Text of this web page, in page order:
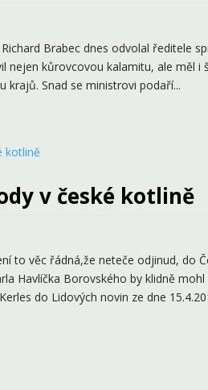
Brabec dnes odvolal ředitele
nejen kůrovcovou kalamitu, ale měl i
krajů. Snad se ministrovi podaří...
v české kotlině
to věc řádná,že neteče odjinud, do
Havlíčka Borovského by klidně
do Lidových novin ze dne